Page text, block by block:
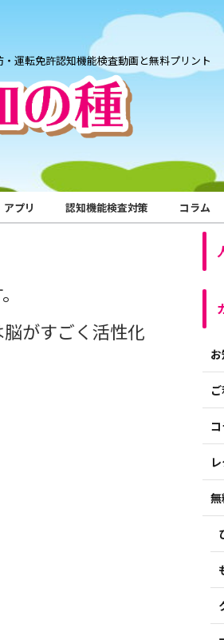
運転免許認知機能検査動画と無料プリント
アプリ 認知機能検査対策 コラム
がすごく活性化